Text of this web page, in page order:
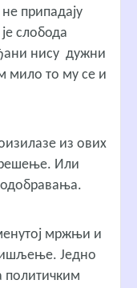
припадају
слобода
нису дужни
мило то му се и
из ових
Или
одобравања.
мржњи и
Једно
политичким